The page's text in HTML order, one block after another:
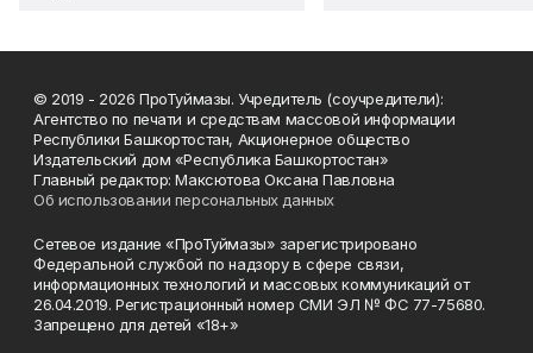
© 2019 - 2026 ПроТуймазы. Учредитель (соучредители):
Агентство по печати и средствам массовой информации
Республики Башкортостан, Акционерное общество
Издательский дом «Республика Башкортостан»
Главный редактор: Максютова Оксана Павловна
Об использовании персональных данных
Сетевое издание «ПроТуймазы» зарегистрировано
Федеральной службой по надзору в сфере связи,
информационных технологий и массовых коммуникаций от
26.04.2019. Регистрационный номер СМИ ЭЛ № ФС 77-75680.
Запрещено для детей «18+»